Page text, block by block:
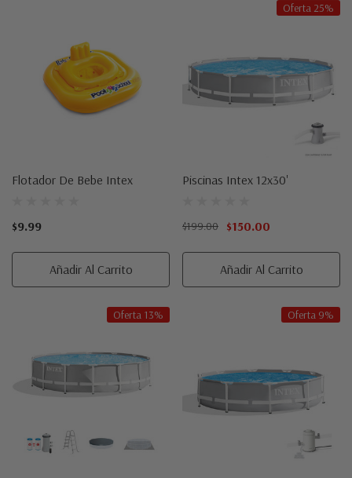
Flotador De Bebe Intex
$9.99
Añadir Al Carrito
Oferta 25%
Piscinas Intex 12x30'
$199.00 $150.00
Añadir Al Carrito
Oferta 13% Oferta 9%